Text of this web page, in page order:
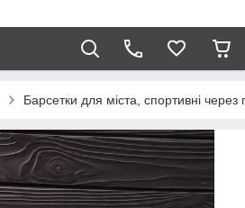
Барсетки для міста, спортивні через